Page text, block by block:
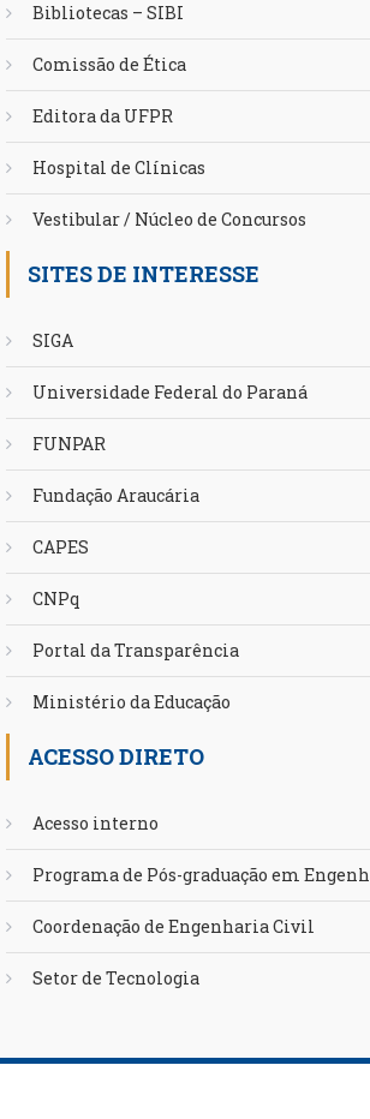
Bibliotecas – SIBI
Comissão de Ética
Editora da UFPR
Hospital de Clínicas
Vestibular / Núcleo de Concursos
SITES DE INTERESSE
SIGA
Universidade Federal do Paraná
FUNPAR
Fundação Araucária
CAPES
CNPq
Portal da Transparência
Ministério da Educação
ACESSO DIRETO
Acesso interno
Programa de Pós-graduação em
Coordenação de Engenharia Civil
Setor de Tecnologia